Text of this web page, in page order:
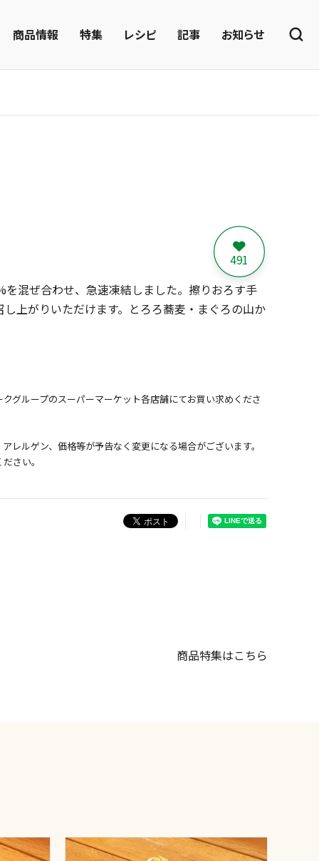
商品情報 特集 レシピ 記事 お知らせ
491
混ぜ合わせ、急速凍結しました。擦りおろす手
上がりいただけます。とろろ蕎麦・まぐろの山か
グループのスーパーマーケット各店舗にてお買い求めくださ
ルゲン、価格等が予告なく変更になる場合がございます。
さい。
商品特集はこちら